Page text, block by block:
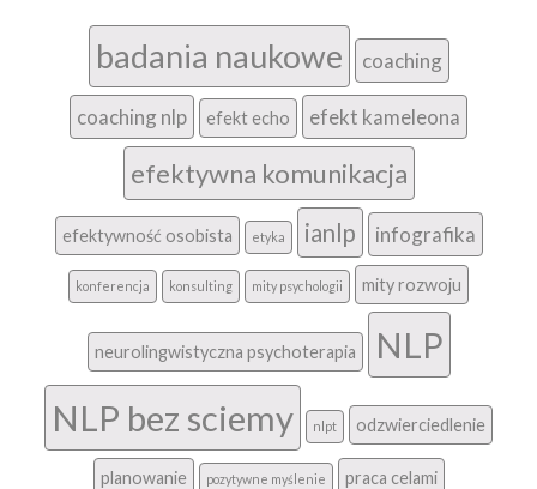
badania naukowe coaching
coaching nlp efekt echo efekt kameleona
efektywna komunikacja
efektywność osobista etyka ianlp infografika
konferencja konsulting mity psychologii mity rozwoju
neurolingwistyczna psychoterapia
NLP
NLP bez sciemy
nlpt odzwierciedlenie
planowanie pozytywne myślenie praca celami